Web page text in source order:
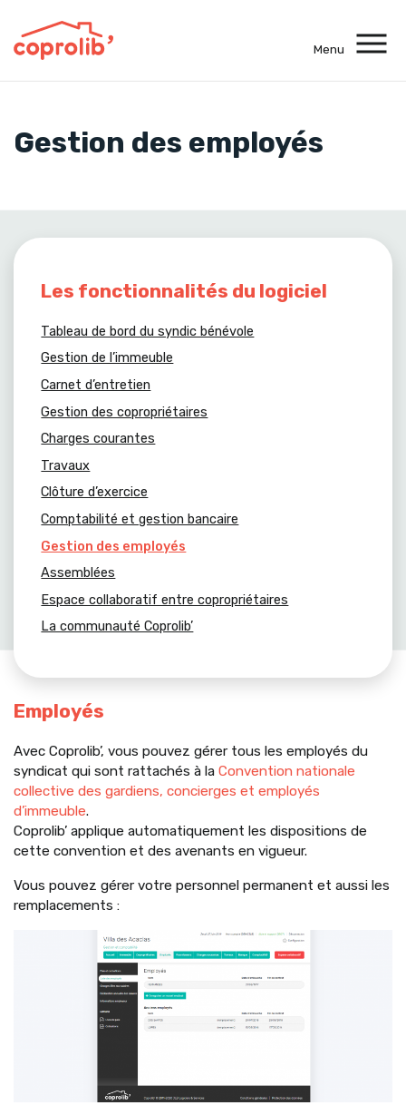
Menu
Une question ?
Appelez-nous au
Gestion des employés
Les fonctionnalités du logiciel
Tableau de bord du syndic bénévole
Gestion de l’immeuble
Carnet d’entretien
Gestion des copropriétaires
Charges courantes
Travaux
Clôture d’exercice
Comptabilité et gestion bancaire
Gestion des employés
Assemblées
Espace collaboratif entre copropriétaires
La communauté Coprolib’
Employés
Avec Coprolib’, vous pouvez gérer tous les employés du
syndicat qui sont rattachés à la Convention nationale
collective des gardiens, concierges et employés
d’immeuble.
Coprolib’ applique automatiquement les dispositions de
cette convention et des avenants en vigueur.
Vous pouvez gérer votre personnel permanent et aussi les
remplacements :